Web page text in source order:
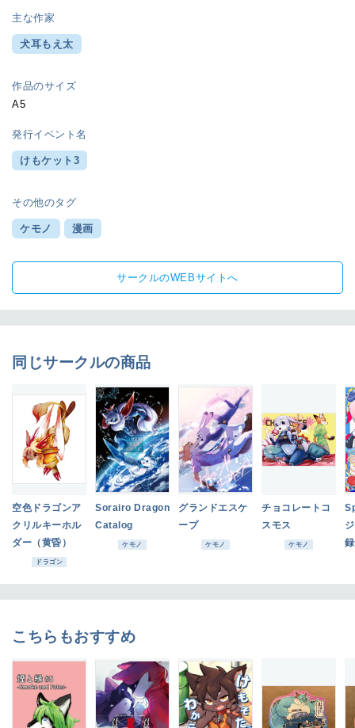
主な作家
犬耳もえ太
作品のサイズ
A5
発行イベント名
けもケット3
その他のタグ
ケモノ 漫画
サークルのWEBサイトへ
同じサークルの商品
空色ドラゴンア
クリルキーホル
ダー（黄昏）
ドラゴン
Sorairo Dragon
Catalog
ケモノ
グランドエスケ
ープ
ケモノ
チョコレートコ
スモス
ケモノ
こちらもおすすめ